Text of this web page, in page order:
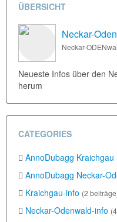
ÜBERSICHT
Neckar-
Neueste Infos über den
herum
CATEGORIES
AnnoDubagg Kraichgau
AnnoDubagg Neckar-
Kraichgau-info (2
Neckar-Odenwald-info